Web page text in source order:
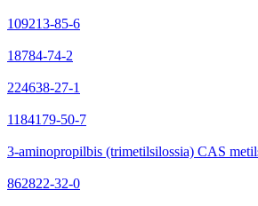
109213-85-6
18784-74-2
224638-27-1
1184179-50-7
3-aminopropilbis (trimetilsilossia) CAS
862822-32-0